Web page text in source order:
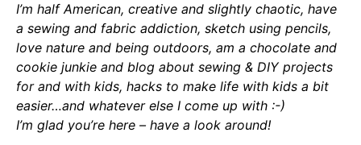
I’m half American, creative and slightly chaotic, have
a sewing and fabric addiction, sketch using pencils,
love nature and being outdoors, am a chocolate and
cookie junkie and blog about sewing & DIY projects
for and with kids, hacks to make life with kids a bit
easier…and whatever else I come up with :-)
I’m glad you’re here – have a look around!